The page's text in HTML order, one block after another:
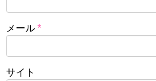
メール *
サイト